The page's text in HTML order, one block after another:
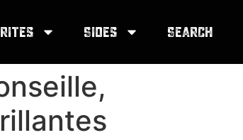
Sides Search